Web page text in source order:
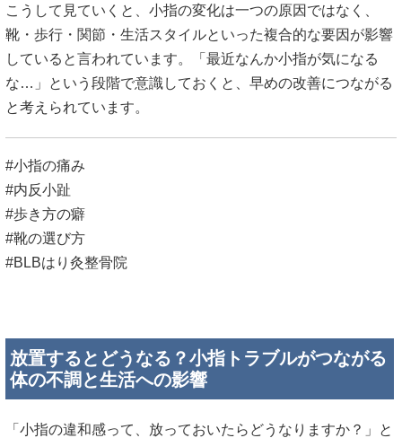
こうして見ていくと、小指の変化は一つの原因ではなく、
靴・歩行・関節・生活スタイルといった複合的な要因が影響
していると言われています。「最近なんか小指が気になる
な…」という段階で意識しておくと、早めの改善につながる
と考えられています。
#小指の痛み
#内反小趾
#歩き方の癖
#靴の選び方
#BLBはり灸整骨院
放置するとどうなる？小指トラブルがつながる
体の不調と生活への影響
「小指の違和感って、放っておいたらどうなりますか？」と